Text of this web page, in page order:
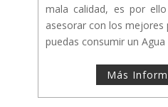
mala calidad, es por
asesorar con los mejores
puedas consumir un Agua
Más